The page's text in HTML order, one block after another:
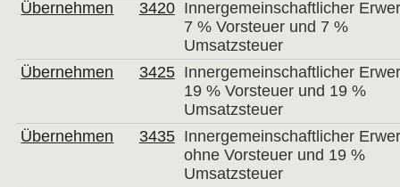
Übernehmen
3420 Innergemeinschaftlicher
7 % Vorsteuer und 7 %
Umsatzsteuer
Übernehmen
3425 Innergemeinschaftlicher
19 % Vorsteuer und 19 %
Umsatzsteuer
Übernehmen
3435 Innergemeinschaftlicher
ohne Vorsteuer und 19 %
Umsatzsteuer